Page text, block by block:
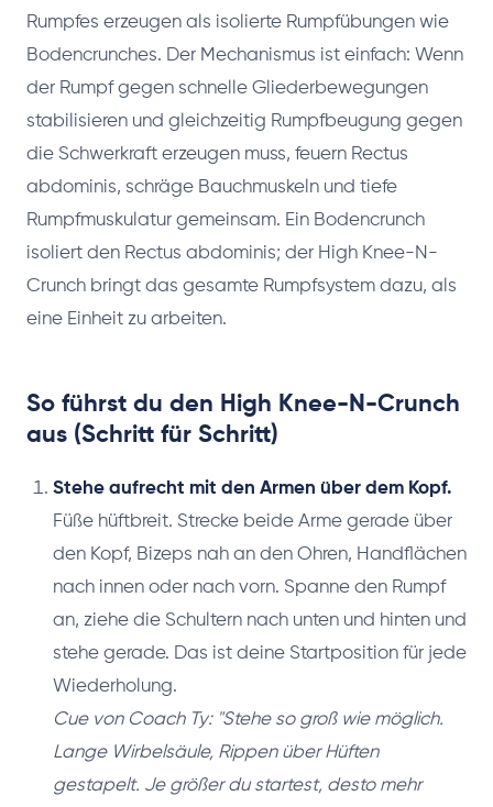
Rumpfes erzeugen als isolierte Rumpfübungen wie
Bodencrunches. Der Mechanismus ist einfach: Wenn
der Rumpf gegen schnelle Gliederbewegungen
stabilisieren und gleichzeitig Rumpfbeugung gegen
die Schwerkraft erzeugen muss, feuern Rectus
abdominis, schräge Bauchmuskeln und tiefe
Rumpfmuskulatur gemeinsam. Ein Bodencrunch
isoliert den Rectus abdominis; der High Knee-N-
Crunch bringt das gesamte Rumpfsystem dazu, als
eine Einheit zu arbeiten.
So führst du den High Knee-N-Crunch
aus (Schritt für Schritt)
Stehe aufrecht mit den Armen über dem Kopf.
Füße hüftbreit. Strecke beide Arme gerade über
den Kopf, Bizeps nah an den Ohren, Handflächen
nach innen oder nach vorn. Spanne den Rumpf
an, ziehe die Schultern nach unten und hinten und
stehe gerade. Das ist deine Startposition für jede
Wiederholung.
Cue von Coach Ty: "Stehe so groß wie möglich.
Lange Wirbelsäule, Rippen über Hüften
gestapelt. Je größer du startest, desto mehr